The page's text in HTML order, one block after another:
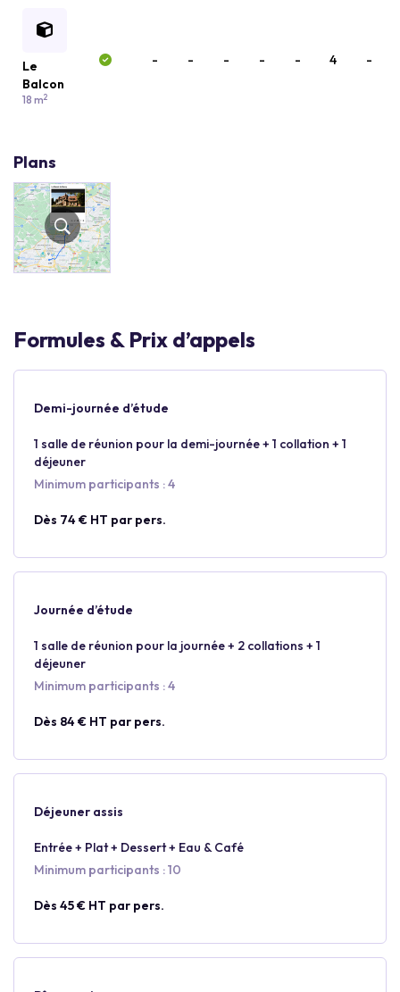
Le
Balcon
18 m2
- - - - - 4 -
Plans
Formules & Prix d’appels
Demi-journée d’étude
1 salle de réunion pour la demi-journée + 1 collation + 1
déjeuner
Minimum participants : 4
Dès 74 € HT par pers.
Journée d’étude
1 salle de réunion pour la journée + 2 collations + 1
déjeuner
Minimum participants : 4
Dès 84 € HT par pers.
Déjeuner assis
Entrée + Plat + Dessert + Eau & Café
Minimum participants : 10
Dès 45 € HT par pers.